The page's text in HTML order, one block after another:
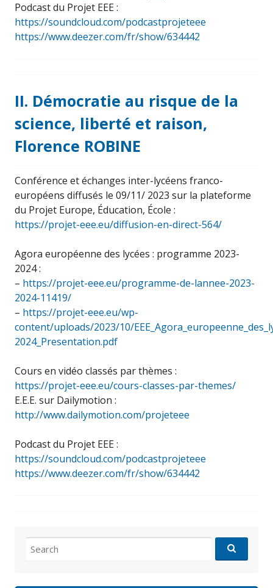
Podcast du Projet EEE :
https://soundcloud.com/podcastprojeteee
https://www.deezer.com/fr/show/634442
II. Démocratie au risque de la
science, liberté et raison,
Florence ROBINE
Conférence et échanges inter-lycéens franco-
européens diffusés le 09/11/ 2023 sur la plateforme
du Projet Europe, Éducation, École :
https://projet-eee.eu/diffusion-en-direct-564/
Agora européenne des lycées : programme 2023-
2024 :
– https://projet-eee.eu/programme-de-lannee-2023-
2024-11419/
– https://projet-eee.eu/wp-
content/uploads/2023/10/
2024_Presentation.pdf
Cours en vidéo classés par thèmes :
https://projet-eee.eu/cours-classes-par-themes/
E.E.E. sur Dailymotion :
http://www.dailymotion.com/projeteee
Podcast du Projet EEE :
https://soundcloud.com/podcastprojeteee
https://www.deezer.com/fr/show/634442
for: